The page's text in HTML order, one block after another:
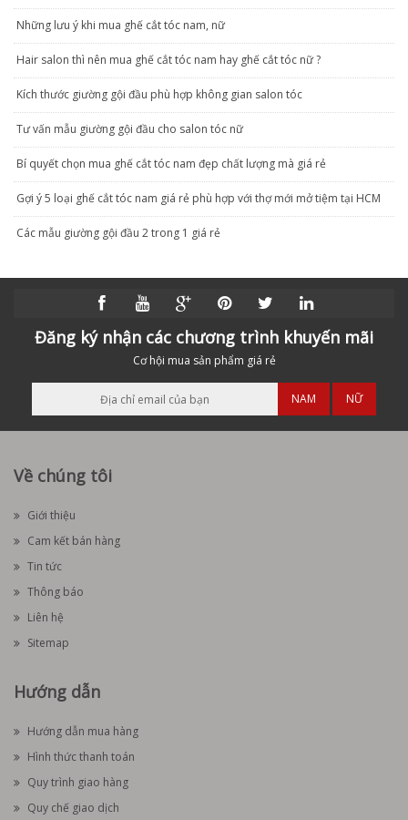
Những lưu ý khi mua ghế cắt tóc nam, nữ
Hair salon thì nên mua ghế cắt tóc nam hay ghế cắt tóc nữ ?
Kích thước giường gội đầu phù hợp không gian salon tóc
Tư vấn mẫu giường gội đầu cho salon tóc nữ
Bí quyết chọn mua ghế cắt tóc nam đẹp chất lượng mà giá rẻ
Gợi ý 5 loại ghế cắt tóc nam giá rẻ phù hợp với thợ mới mở tiệm tại HCM
Các mẫu giường gội đầu 2 trong 1 giá rẻ
Đăng ký nhận các chương trình khuyến mãi
Cơ hội mua sản phẩm giá rẻ
NAM NỮ
Về chúng tôi
Giới thiệu
Cam kết bán hàng
Tin tức
Thông báo
Liên hệ
Sitemap
Hướng dẫn
Hướng dẫn mua hàng
Hình thức thanh toán
Quy trình giao hàng
Quy chế giao dịch